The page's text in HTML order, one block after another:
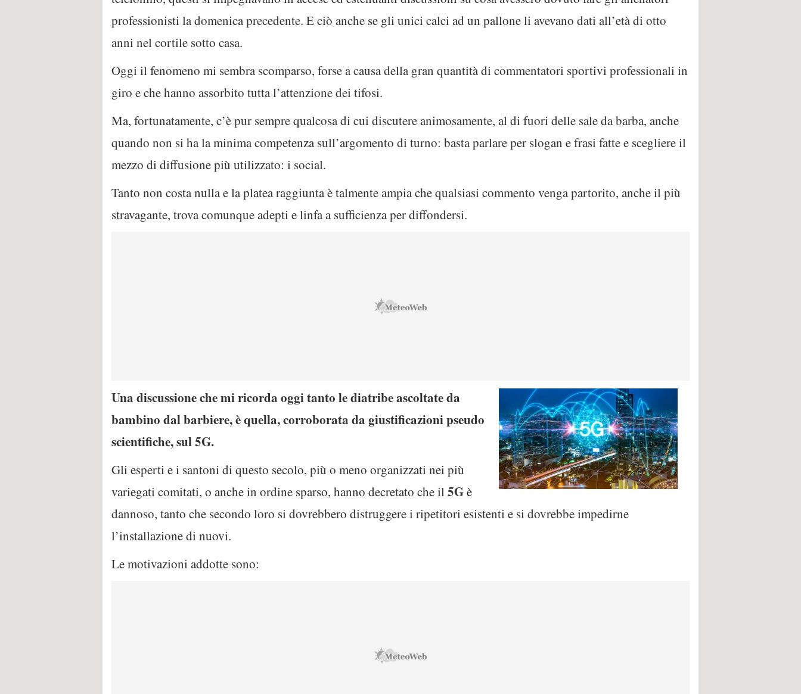
professionisti la domenica precedente. E ciò anche se gli unici calci ad un pallone li avevano dati all’età di otto
anni nel cortile sotto casa.
Oggi il fenomeno mi sembra scomparso, forse a causa della gran quantità di commentatori sportivi professionali in
giro e che hanno assorbito tutta l’attenzione dei tifosi.
Ma, fortunatamente, c’è pur sempre qualcosa di cui discutere animosamente, al di fuori delle sale da barba, anche
quando non si ha la minima competenza sull’argomento di turno: basta parlare per slogan e frasi fatte e scegliere il
mezzo di diffusione più utilizzato: i social.
Tanto non costa nulla e la platea raggiunta è talmente ampia che qualsiasi commento venga partorito, anche il più
stravagante, trova comunque adepti e linfa a sufficienza per diffondersi.
Una discussione che mi ricorda oggi tanto le diatribe ascoltate da
bambino dal barbiere, è quella, corroborata da giustificazioni pseudo
scientifiche, sul 5G.
Gli esperti e i santoni di questo secolo, più o meno organizzati nei più
variegati comitati, o anche in ordine sparso, hanno decretato che il5Gè
dannoso, tanto che secondo loro si dovrebbero distruggere i ripetitori esistenti e si dovrebbe impedirne
l’installazione di nuovi.
Le motivazioni addotte sono: